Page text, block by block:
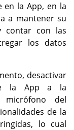
en la App, en la
a mantener su
contar con las
los datos
desactivar
la App a la
del
de la
lo cual